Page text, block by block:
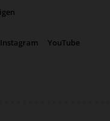
Instagram
YouTube